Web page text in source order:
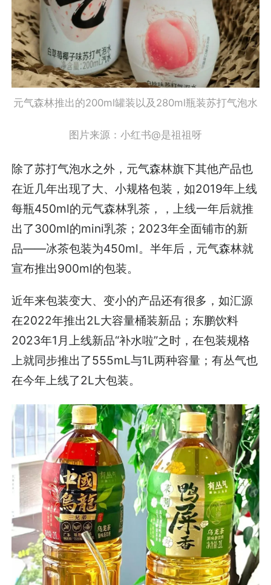
元气森林推出的200ml罐装以及280ml瓶装苏打气泡水
图片来源：小红书@是祖祖呀
除了苏打气泡水之外，元气森林旗下其他产品也
在近几年出现了大、小规格包装，如2019年上线
每瓶450ml的元气森林乳茶，，上线一年后就推
出了300ml的mini乳茶；2023年全面铺市的新
品——冰茶包装为450ml。半年后，元气森林就
宣布推出900ml的包装。
近年来包装变大、变小的产品还有很多，如汇源
在2022年推出2L大容量桶装新品；东鹏饮料
2023年1月上线新品“补水啦”之时，在包装规格
上就同步推出了555mL与1L两种容量；有丛气也
在今年上线了2L大包装。